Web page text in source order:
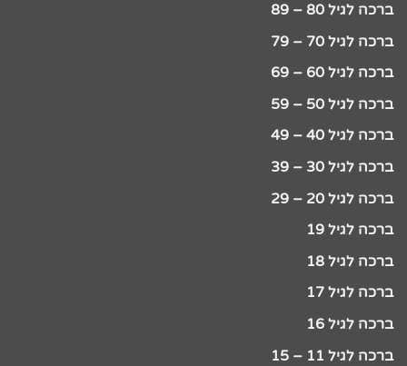
ברכה לגיל 80 – 89
ברכה לגיל 70 – 79
ברכה לגיל 60 – 69
ברכה לגיל 50 – 59
ברכה לגיל 40 – 49
ברכה לגיל 30 – 39
ברכה לגיל 20 – 29
ברכה לגיל 19
ברכה לגיל 18
ברכה לגיל 17
ברכה לגיל 16
ברכה לגיל 11 – 15